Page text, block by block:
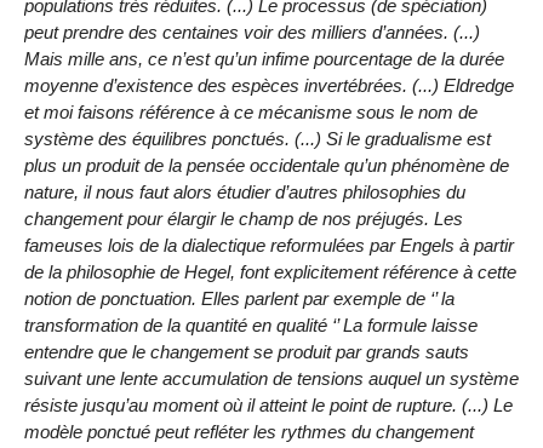
populations très réduites. (...) Le processus (de spéciation)
peut prendre des centaines voir des milliers d’années. (...)
Mais mille ans, ce n’est qu’un infime pourcentage de la durée
moyenne d’existence des espèces invertébrées. (...) Eldredge
et moi faisons référence à ce mécanisme sous le nom de
système des équilibres ponctués. (...) Si le gradualisme est
plus un produit de la pensée occidentale qu’un phénomène de
nature, il nous faut alors étudier d’autres philosophies du
changement pour élargir le champ de nos préjugés. Les
fameuses lois de la dialectique reformulées par Engels à partir
de la philosophie de Hegel, font explicitement référence à cette
notion de ponctuation. Elles parlent par exemple de ‘’ la
transformation de la quantité en qualité ‘’ La formule laisse
entendre que le changement se produit par grands sauts
suivant une lente accumulation de tensions auquel un système
résiste jusqu’au moment où il atteint le point de rupture. (...) Le
modèle ponctué peut refléter les rythmes du changement